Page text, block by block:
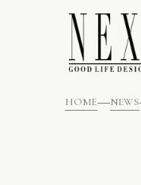
HOME NEWS